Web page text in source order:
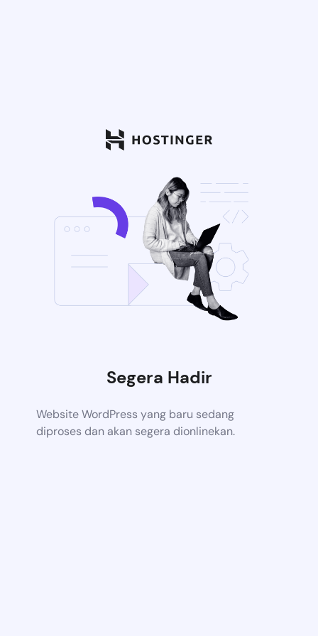
Segera Hadir
Website WordPress yang baru sedang
diproses dan akan segera dionlinekan.